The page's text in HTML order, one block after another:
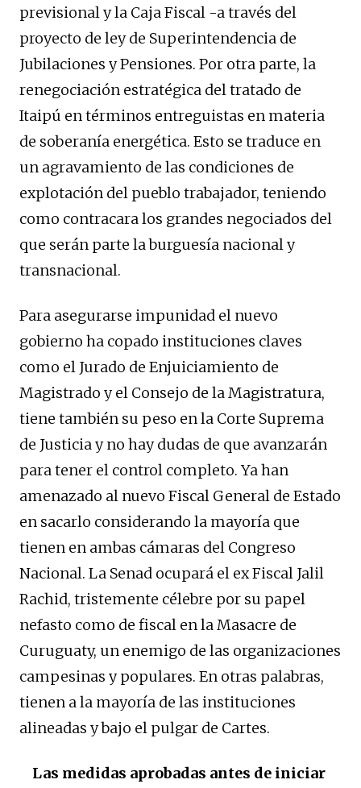
previsional y la Caja Fiscal -a través del
proyecto de ley de Superintendencia de
Jubilaciones y Pensiones. Por otra parte, la
renegociación estratégica del tratado de
Itaipú en términos entreguistas en materia
de soberanía energética. Esto se traduce en
un agravamiento de las condiciones de
explotación del pueblo trabajador, teniendo
como contracara los grandes negociados del
que serán parte la burguesía nacional y
transnacional.
Para asegurarse impunidad el nuevo
gobierno ha copado instituciones claves
como el Jurado de Enjuiciamiento de
Magistrado y el Consejo de la Magistratura,
tiene también su peso en la Corte Suprema
de Justicia y no hay dudas de que avanzarán
para tener el control completo. Ya han
amenazado al nuevo Fiscal General de Estado
en sacarlo considerando la mayoría que
tienen en ambas cámaras del Congreso
Nacional. La Senad ocupará el ex Fiscal Jalil
Rachid, tristemente célebre por su papel
nefasto como de fiscal en la Masacre de
Curuguaty, un enemigo de las organizaciones
campesinas y populares. En otras palabras,
tienen a la mayoría de las instituciones
alineadas y bajo el pulgar de Cartes.
Las medidas aprobadas antes de iniciar